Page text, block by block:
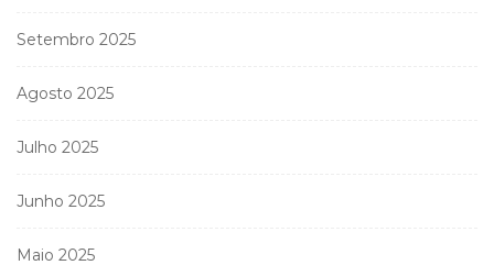
Setembro 2025
Agosto 2025
Julho 2025
Junho 2025
Maio 2025